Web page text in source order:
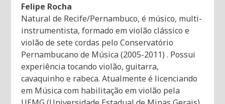
Felipe Rocha
Natural de Recife/Pernambuco, é músico, multi-
instrumentista, formado em violão clássico e
violão de sete cordas pelo Conservatório
Pernambucano de Música (2005-2011) . Possui
experiência tocando violão, guitarra,
cavaquinho e rabeca. Atualmente é licenciando
em Música com habilitação em violão pela